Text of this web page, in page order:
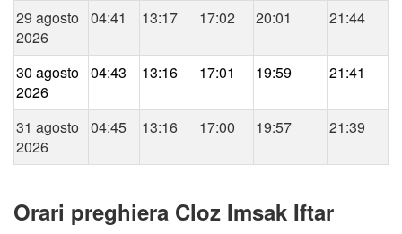
29 agosto
2026
04:41 13:17 17:02 20:01 21:44
30 agosto
2026
04:43 13:16 17:01 19:59 21:41
31 agosto
2026
04:45 13:16 17:00 19:57 21:39
Orari preghiera Cloz Imsak Iftar